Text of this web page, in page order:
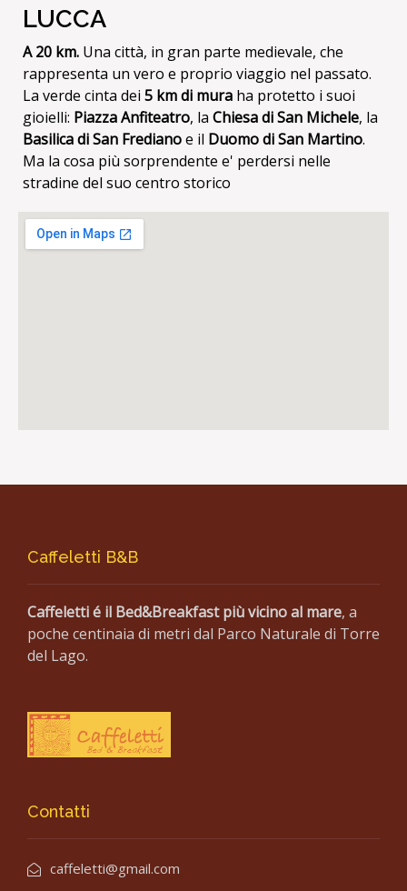
LUCCA
A 20 km. Una città, in gran parte medievale, che
rappresenta un vero e proprio viaggio nel passato.
La verde cinta dei 5 km di mura ha protetto i suoi
gioielli: Piazza Anfiteatro, la Chiesa di San Michele, la
Basilica di San Fredianoe il Duomo di San Martino.
Ma la cosa più sorprendente e' perdersi nelle
stradine del suo centro storico
Caffeletti B&B
Caffeletti é il Bed&Breakfast più vicino al mare, a
poche centinaia di metri dal Parco Naturale di Torre
del Lago.
Contatti
caffeletti@gmail.com